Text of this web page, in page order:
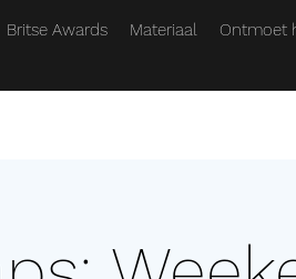
Britse Awards Materiaal Ontmoet